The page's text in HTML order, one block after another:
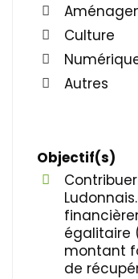
Culture
Autres
Objectif(s)
égalitaire
montant
de